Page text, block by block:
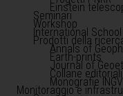
Einstein
Seminari
Workshop
International
Prodotti della
Annals of
Earth-prints
Journal of
Collane editoriali
Monografie INGV
Monitoraggio e